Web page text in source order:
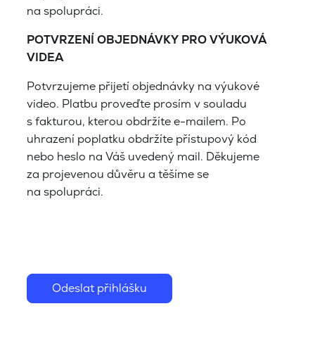
na spolupráci.
POTVRZENÍ OBJEDNÁVKY PRO VÝUKOVÁ
VIDEA
Potvrzujeme přijetí objednávky na výukové
video. Platbu proveďte prosím v souladu
s fakturou, kterou obdržíte e-mailem. Po
uhrazení poplatku obdržíte přístupový kód
nebo heslo na Váš uvedený mail. Děkujeme
za projevenou důvěru a těšíme se
na spolupráci.
Odeslat přihlášku